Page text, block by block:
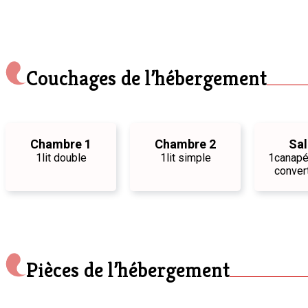
Couchages de l’hébergement
Chambre 1
1lit double
Chambre 2
1lit simple 1canapé
Pièces de l’hébergement